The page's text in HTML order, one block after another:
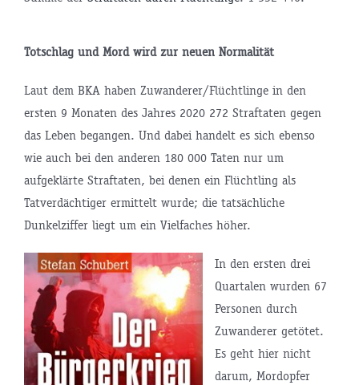
Totschlag und Mord wird zur neuen Normalität
Laut dem BKA haben Zuwanderer/Flüchtlinge in den
ersten 9 Mo­naten des Jahres 2020 272 Straftaten gegen
das Leben begangen. Und dabei handelt es sich ebenso
wie auch bei den anderen 180 000 Taten nur um
aufgeklärte Straftaten, bei denen ein Flüchtling als
Tatver­dächtiger ermittelt wurde; die tatsächliche
Dunkelziffer liegt um ein Vielfaches höher.
In den ersten drei
Quartalen wurden 67
Personen durch
Zuwanderer getötet.
Es geht hier nicht
darum, Mordopfer